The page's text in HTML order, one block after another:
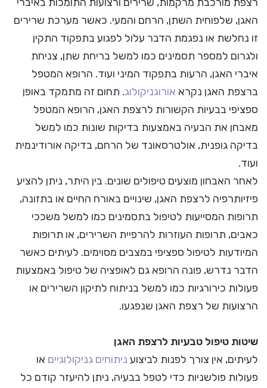
האגן, שלפוחית השתן, הרחם והמעי. כאשר מערכת שרירים
זו נחלשת או נפגמת הדבר עלול לפגוע בתפקוד התקין
ולגרום למספר תסמינים כמו למשל בריחת שתן, צניחת
איברי האגן, הרעות בתפקוד המיני ועוד. הרופא המטפל
ברצפת האגן נקרא אורוגניקולוג. תחום זה מתמקד באופן
ספציפי בבעיות הקשורות לרצפת האגן, הרופא המטפל
מאבחן את הבעיה באמצעות בדיקות שונות כמו למשל
בדיקה גופנית, אולטרסאונד של הרחם, בדיקה אורודינמית
ועוד.
לאחר האבחון מוצעים טיפולים שונים. בין היתר, ניתן להציע
פיזיותרפיה לרצפת האגן, שינויים באורח החיים או בתזונה,
תרופות המסייעות לטיפול בתסמינים כמו למשל משככי
כאבים, תרופות העוזרות להרפיית השרירים, או תרופות
המיודעות לטיפול ספציפי במצבים מסוימים. לעיתים כאשר
הדבר נדרש, פונה הרופא גם לאופציה של טיפול באמצעות
פעולות כירורגיות כמו למשל בניתוח לתיקון השרירים או
הרצועות של רצפת האגן שנפגעו.
שיטות טיפול טבעיות לרצפת האגן
לעיתים, אין צורך לפנות לביצוע ניתוחים גניקולוגיים או
פעולות פולשניות כדי לטפל בבעיה, ניתן להיעזר קודם כל